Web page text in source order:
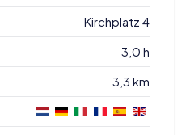
Kirchplatz 4
3,0 h
3,3 km